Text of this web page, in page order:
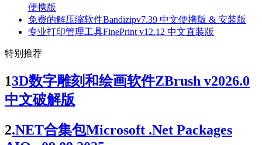
便携版
免费的解压缩软件Bandizipv7.39 中文便携版 & 安装版
专业打印管理工具FinePrint v12.12 中文直装版
特别推荐
13D数字雕刻和绘画软件ZBrush v2026.0
中文破解版
2.NET合集包Microsoft .Net Packages